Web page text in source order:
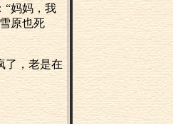
“妈妈，我
原也死
了，老是在